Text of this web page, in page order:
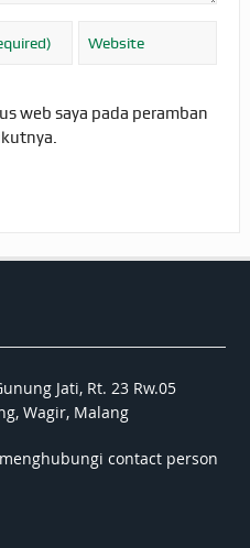
web saya pada peramban
Jati, Rt. 23 Rw.05
Wagir, Malang
contact person